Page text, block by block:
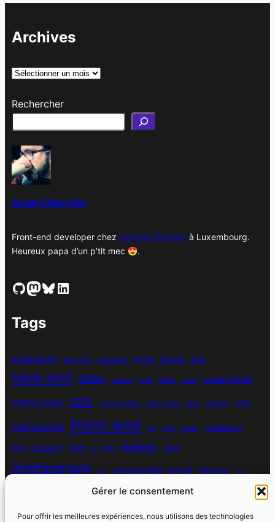
Gérer le consentement
Pour offrir les meilleures expériences, nous utilisons des technologies
Archives
A
c
e
s
Rechercher
Ange Chierchia
Front-end developer chez Concept Factoryà Luxembourg.
Heureux papa d’un p’tit mec
.
GitHub Mastodon Bluesky LinkedIn
Tags
accessibilité analytics animation apple astuce atom
back-end bilan bouton chat cms coda codeigniter
communauté css custom fields dark mode date display font
framework front-end git grid growl gutenberg
hike homebrew html ia ifttt indieweb input
instagram ios javascript jekyll jquery jsx
masonry media queries mysql navigation